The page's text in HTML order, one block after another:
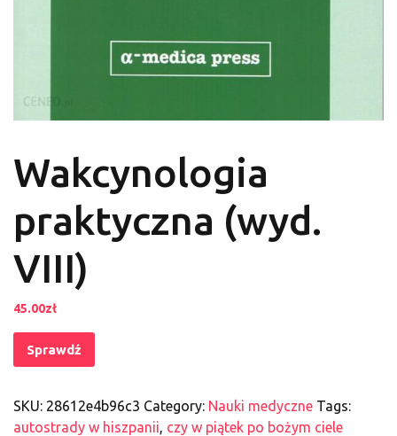
Wakcynologia
praktyczna (wyd.
VIII)
45.00zł
Sprawdź
SKU: 28612e4b96c3 Category: Nauki medyczne Tags:
autostrady w hiszpanii, czy w piątek po bożym ciele